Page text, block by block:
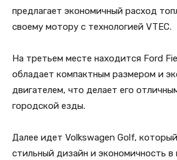
предлагает экономичный расход
своему мотору с технологией VTEC.
На третьем месте находится Ford
обладает компактным размером и
двигателем, что делает его
городской езды.
Далее идет Volkswagen Golf,
стильный дизайн и экономичность в